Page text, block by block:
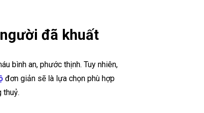
đã khuất
bình an, phước thịnh. Tuy nhiên,
đơn giản sẽ là lựa chọn phù hợp
thuỷ.